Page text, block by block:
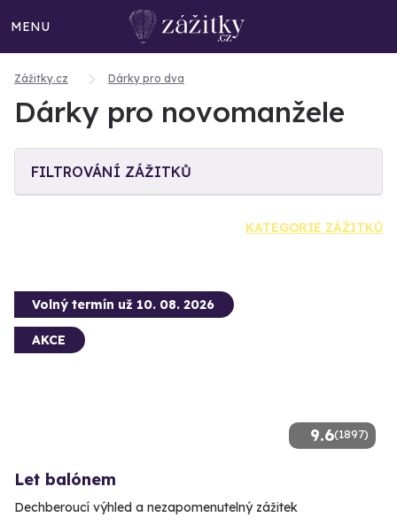
MENU
Zážitky.cz Dárky pro dva
Dárky pro novomanžele
FILTROVÁNÍ ZÁŽITKŮ
KATEGORIE ZÁŽITKŮ
9.6(1897)
Volný termín už 10. 08. 2026
AKCE
Let balónem
Dechberoucí výhled a nezapomenutelný zážitek